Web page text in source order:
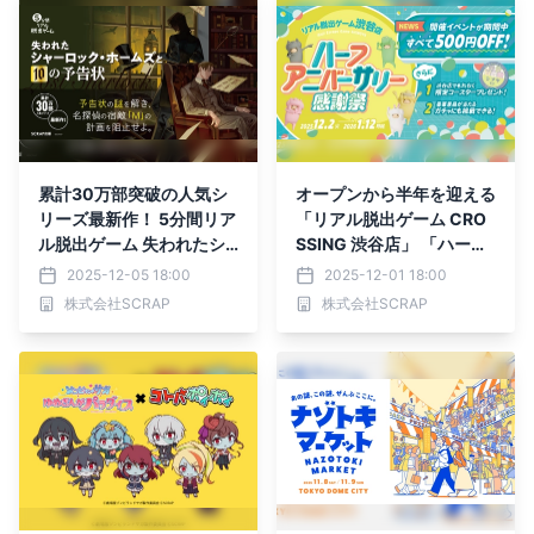
累計30万部突破の人気シ
リーズ最新作！ 5分間リア
ル脱出ゲーム 失われたシ
ャーロック・ホームズと1
0の予告状 12月19日
（金）より発売！
2025-12-05 18:00
株式会社SCRAP
オープンから半年を迎える
「リアル脱出ゲーム CRO
SSING 渋谷店」 「ハーフ
アニバーサリー感謝祭」開
催決定！
2025-12-01 18:00
株式会社SCRAP